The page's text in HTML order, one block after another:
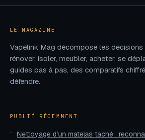
écologique
perçage
LE MAGAZINE
Vapelink Mag décompose les
rénover, isoler, meubler, acheter, se
guides pas à pas, des comparatifs
défendre.
PUBLIÉ RÉCEMMENT
Nettoyage d’un matelas taché :